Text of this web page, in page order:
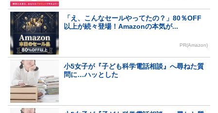
「え、こんなセールやってたの？」80％OFF
以上が続々登場！Amazonの本気が...
PR(Amazon)
小5女子が『子ども科学電話相談』へ尋ねた質
問に…ハッとした